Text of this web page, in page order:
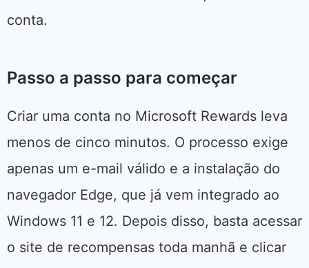
conta.
Passo a passo para começar
Criar uma conta no Microsoft Rewards leva
menos de cinco minutos. O processo exige
apenas um e-mail válido e a instalação do
navegador Edge, que já vem integrado ao
Windows 11 e 12. Depois disso, basta acessar
o site de recompensas toda manhã e clicar